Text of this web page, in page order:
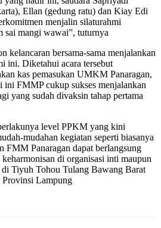
Ellan (gedung ratu) dan Kiay Edi
menjalin silaturahmi
sai mangi wawai”, tuturnya
kelancaran bersama-sama menjalankan
ini. Diketahui acara tersebut
kas pemasukan UMKM Panaragan,
ini FMMP cukup sukses menjalankan
yang sudah divaksin tahap pertama
level PPKM yang kini
mudahan kegiatan seperti biasanya
FMM Panaragan dapat berlangsung
di organisasi inti maupun
di Tiyuh Tohou Tulang Bawang Barat
Lampung